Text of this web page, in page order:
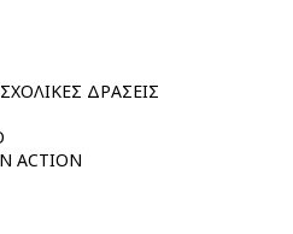
ΣΧΟΛΙΚΕΣ ΔΡΑΣΕΙΣ
ACTION